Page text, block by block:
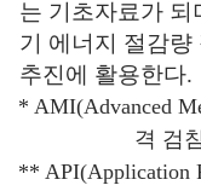
는 기초자료가 되
기 에너지 절감량
추진에 활용한다.
* AMI(Advanced
격 검
** API(Application